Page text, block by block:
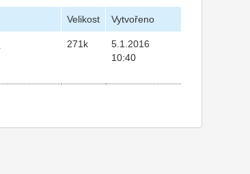
Velikost Vytvořeno
271k
5.1.2016
10:40